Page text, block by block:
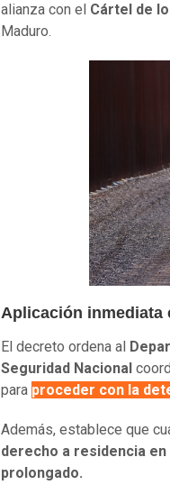
alianza con el Cártel de
Maduro.
Aplicación inmediata
El decreto ordena al
Seguridad Nacional
para proceder con la
Además, establece que
derecho a residencia en
prolongado.